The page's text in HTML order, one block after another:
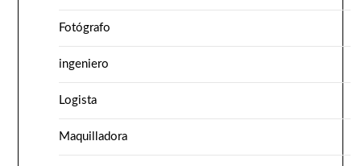
Fotógrafo
ingeniero
Logista
Maquilladora